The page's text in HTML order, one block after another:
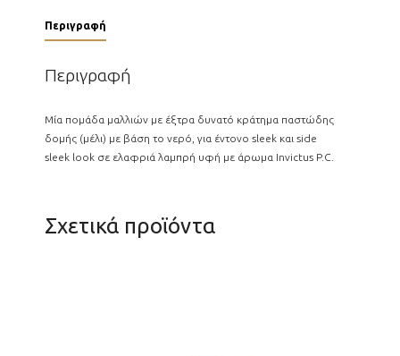
Περιγραφή
Περιγραφή
Μία πομάδα μαλλιών με έξτρα δυνατό κράτημα παστώδης
δομής (μέλι) με βάση το νερό, για έντονο sleek και side
sleek look σε ελαφριά λαμπρή υφή με άρωμα Invictus P.C.
Σχετικά προϊόντα